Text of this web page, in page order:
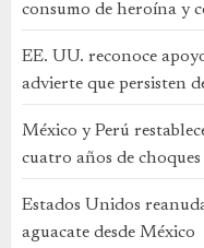
consumo de heroína y
EE. UU. reconoce
advierte que persisten
México y Perú
cuatro años de choques
Estados Unidos
aguacate desde México